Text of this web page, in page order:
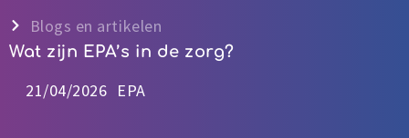
Blogs en artikelen
Wat zijn EPA’s in de zorg?
21/04/2026 EPA